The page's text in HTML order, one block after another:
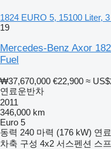
1824 EURO 5, 15100 Liter,
19
Mercedes-Benz Axor
Fuel
₩37,670,000 €22,900 ≈
연료운반차
2011
346,000 km
Euro 5
동력 240 마력 (176 kW) 연료
차축 구성 4x2 서스펜션 스